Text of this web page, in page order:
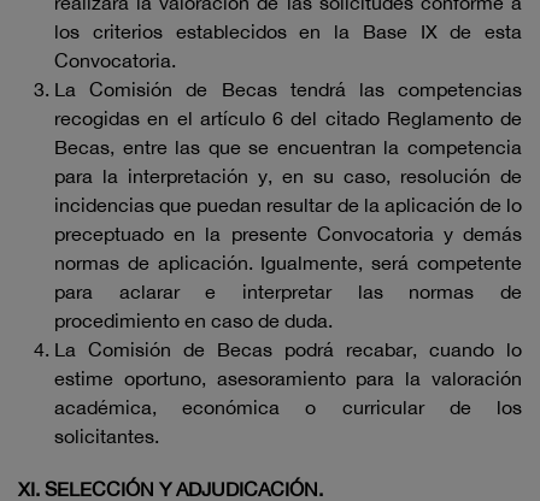
los criterios establecidos en la Base IX de esta
Convocatoria.
La Comisión de Becas tendrá las competencias
recogidas en el artículo 6 del citado Reglamento de
Becas, entre las que se encuentran la competencia
para la interpretación y, en su caso, resolución de
incidencias que puedan resultar de la aplicación de lo
preceptuado en la presente Convocatoria y demás
normas de aplicación. Igualmente, será competente
para aclarar e interpretar las normas de
procedimiento en caso de duda.
La Comisión de Becas podrá recabar, cuando lo
estime oportuno, asesoramiento para la valoración
académica, económica o curricular de los
solicitantes.
XI. SELECCIÓN Y ADJUDICACIÓN.